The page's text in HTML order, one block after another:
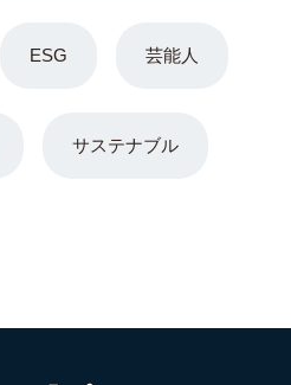
ESG 芸能人
サステナブル